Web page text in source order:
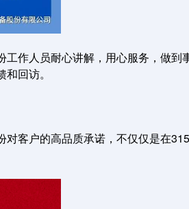
作人员耐心讲解，用心服务，做到
回访。
客户的高品质承诺，不仅仅是在